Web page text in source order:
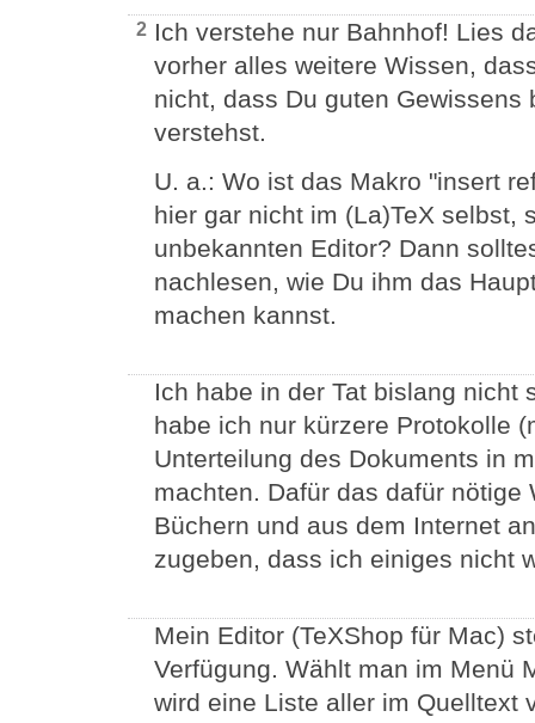
2 Ich verstehe nur Bahnhof! Lies
vorher alles weitere Wissen,
nicht, dass Du guten
verstehst.
U. a.: Wo ist das Makro "insert
hier gar nicht im (La)TeX selbst,
unbekannten Editor? Dann
nachlesen, wie Du ihm das
machen kannst.
Ich habe in der Tat bislang nicht
habe ich nur kürzere Protokolle
Unterteilung des Dokuments in
machten. Dafür das dafür
Büchern und aus dem Internet
zugeben, dass ich einiges nicht
Mein Editor (TeXShop für Mac)
Verfügung. Wählt man im Menü
wird eine Liste aller im Quelltext